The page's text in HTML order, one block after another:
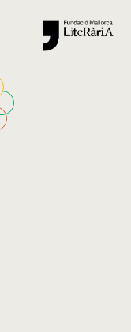
Cercar